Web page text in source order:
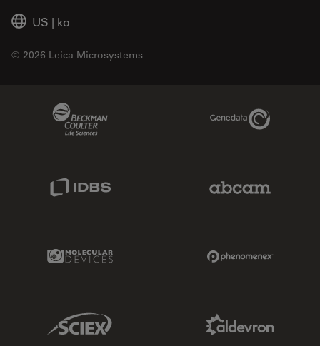
US | ko
© 2026 Leica Microsystems
Genedata Link
Molecular Devices Link
Sciex Link